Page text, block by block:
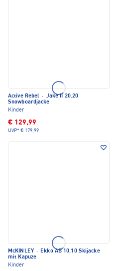
Active Rebel · Jake II 20.20
Snowboardjacke
Kinder
€ 129,99
UVP* € 179,99
McKINLEY · Ekko AB 10.10 Skijacke
mit Kapuze
Kinder